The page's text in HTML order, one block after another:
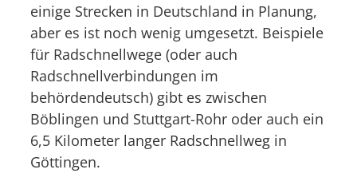
einige Strecken in Deutschland in Planung,
aber es ist noch wenig umgesetzt. Beispiele
für Radschnellwege (oder auch
Radschnellverbindungen im
behördendeutsch) gibt es zwischen
Böblingen und Stuttgart-Rohr oder auch ein
6,5 Kilometer langer Radschnellweg in
Göttingen.